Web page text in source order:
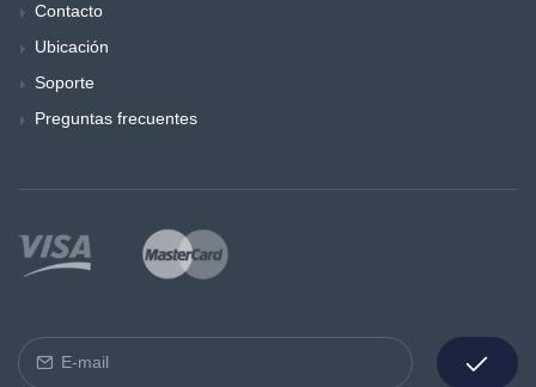
Contacto
Ubicación
Soporte
Preguntas frecuentes